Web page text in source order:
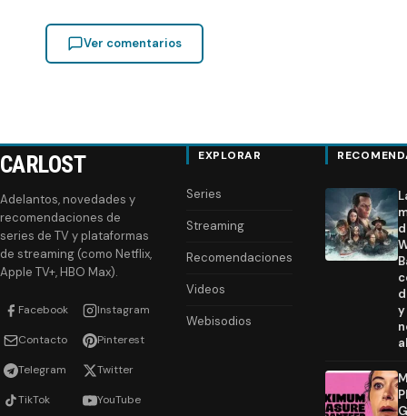
Ver comentarios
CARLOST
Adelantos, novedades y
recomendaciones de
series de TV y plataformas
de streaming (como Netflix,
Apple TV+, HBO Max).
Facebook Instagram
Contacto Pinterest
Telegram Twitter
TikTok YouTube
EXPLORAR
Series
Streaming
Recomendaciones
Videos
Webisodios
y